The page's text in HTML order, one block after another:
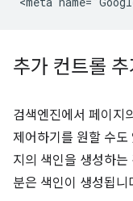
추가 컨트롤
검색엔진에서 페이지
제어하기를 원할 수
지의 색인을 생성하
분은 색인이 생성됩니